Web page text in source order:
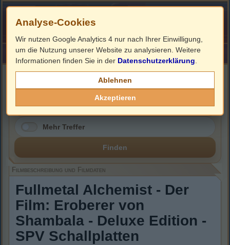
HOME ImpressumLinks
Filmbeschreibung, Cover & DVD Infos
Mehr Treffer
Finden
Filmbeschreibung und Filmdaten
Fullmetal Alchemist - Der
Film: Eroberer von
Shambala - Deluxe Edition -
SPV Schallplatten
Analyse-Cookies
Wir nutzen Google Analytics 4 nur nach Ihrer Einwilligung,
um die Nutzung unserer Website zu analysieren. Weitere
Informationen finden Sie in der Datenschutzerklärung
Ablehnen
Akzeptieren